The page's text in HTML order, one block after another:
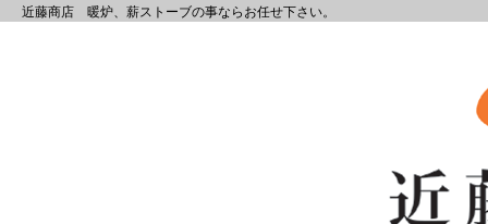
近藤商店 暖炉、薪ストーブの事ならお任せ下さい。